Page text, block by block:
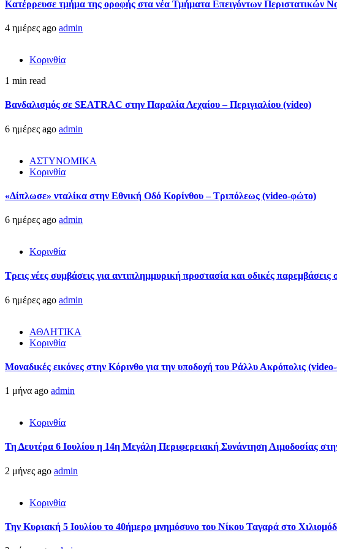
Kατέρρευσε τμήμα της οροφής στα νέα Τμήματα Επειγόντων Περιστατικών
4 ημέρες ago admin
Κορινθία
1 min read
Βανδαλισμός σε SEATRAC στην Παραλία Λεχαίου – Περιγιαλίου (video)
6 ημέρες ago admin
ΑΣΤΥΝΟΜΙΚΑ
Κορινθία
«Δίπλωσε» νταλίκα στην Εθνική Oδό Κορίνθου – Τριπόλεως (video-φώτο)
6 ημέρες ago admin
Κορινθία
Τρεις νέες συμβάσεις για αντιπλημμυρική προστασία και οδικές
6 ημέρες ago admin
ΑΘΛΗΤΙΚΑ
Κορινθία
Μοναδικές εικόνες στην Κόρινθο για την υποδοχή του Ράλλυ Ακρόπολις
1 μήνα ago admin
Κορινθία
Τη Δευτέρα 6 Ιουλίου η 14η Μεγάλη Περιφερειακή Συνάντηση Αιμοδοσίας
2 μήνες ago admin
Κορινθία
Την Κυριακή 5 Ιουλίου το 40ήμερο μνημόσυνο του Νίκου Ταγαρά στο